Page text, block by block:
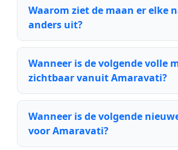
Waarom ziet de maan er elke
anders uit?
Wanneer is de volgende volle
zichtbaar vanuit Amaravati?
Wanneer is de volgende
voor Amaravati?